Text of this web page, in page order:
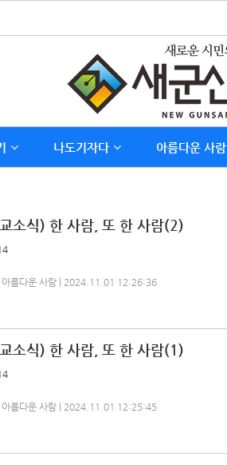
나도기자다 아름다운 사람
소식) 한 사람, 또 한 사람(2)
아름다운 사람 | 2024.11.01 12:26:36
소식) 한 사람, 또 한 사람(1)
아름다운 사람 | 2024.11.01 12:25:45